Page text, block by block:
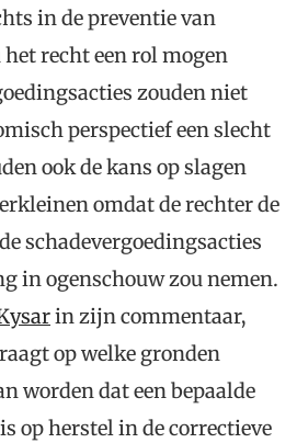
in de preventie van
recht een rol mogen
zouden niet
perspectief een slecht
ook de kans op slagen
omdat de rechter de
schadevergoedingsacties
in ogenschouw zou nemen.
in zijn commentaar,
op welke gronden
worden dat een bepaalde
op herstel in de correctieve